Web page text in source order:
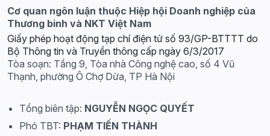
Cơ quan ngôn luận thuộc Hiệp hội Doanh nghiệp của
Thương binh và NKT Việt Nam
Giấy phép hoạt động tạp chí điện tử số 93/GP-BTTTT do
Bộ Thông tin và Truyền thông cấp ngày 6/3/2017
Tòa soạn: Tầng 9, Tòa nhà Công nghệ cao, số 4 Vũ
Thạnh, phường Ô Chợ Dừa, TP Hà Nội
Tổng biên tập: NGUYỄN NGỌC QUYẾT
Phó TBT: PHẠM TIẾN THÀNH